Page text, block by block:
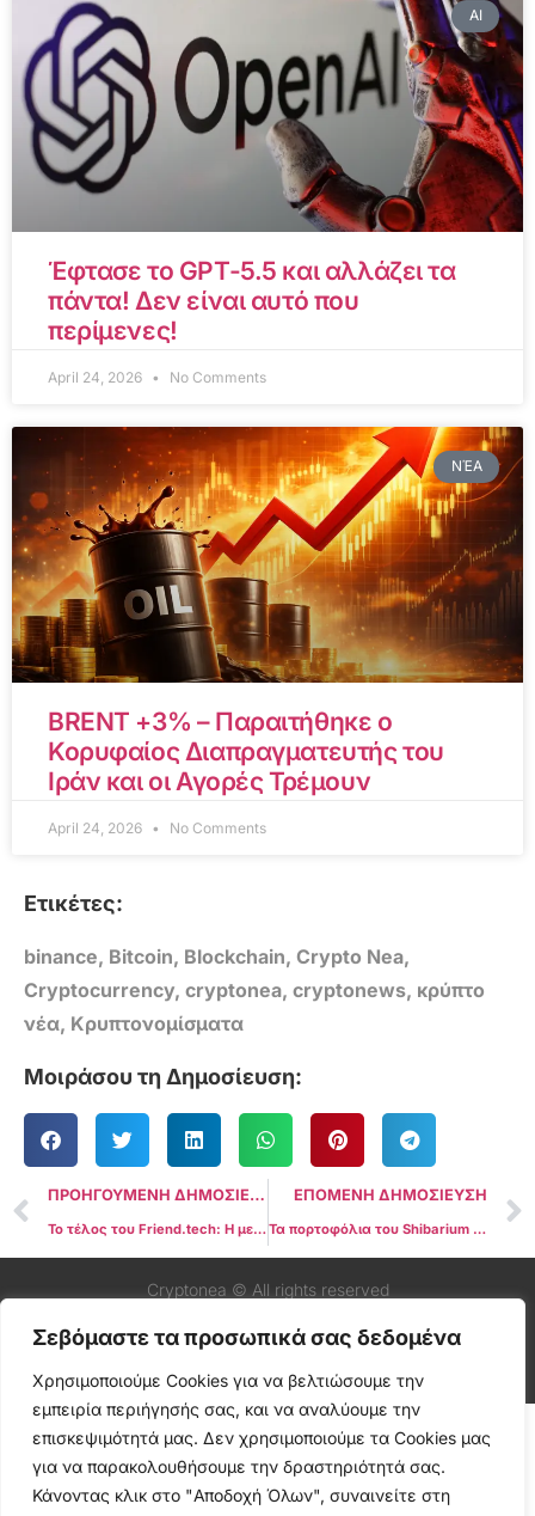
Σεβόμαστε τα προσωπικά σας δεδομένα
Χρησιμοποιούμε Cookies για να βελτιώσουμε την
εμπειρία περιήγησής σας, και να αναλύουμε την
επισκεψιμότητά μας. Δεν χρησιμοποιούμε τα Cookies μας
για να παρακολουθήσουμε την δραστηριότητά σας.
Κάνοντας κλικ στο "Αποδοχή Όλων", συναινείτε στη
AI
Έφτασε το GPT-5.5 και αλλάζει τα
πάντα! Δεν είναι αυτό που
περίμενες!
April 24, 2026 No Comments
ΝΈΑ
BRENT +3% – Παραιτήθηκε ο
Κορυφαίος Διαπραγματευτής του
Ιράν και οι Αγορές Τρέμουν
April 24, 2026 No Comments
Ετικέτες:
binance, Bitcoin, Blockchain, Crypto Nea,
Cryptocurrency, cryptonea, cryptonews, κρύπτο
νέα, Κρυπτονομίσματα
Μοιράσου τη Δημοσίευση:
ΠΡΟΗΓΟΥΜΕΝΗ ΔΗΜΟΣΙΕΥΣΗ
Το τέλος του Friend.tech: Η μείωση της δραστηριότητας και των τελών καθιστά την πλατφόρμα “νεκρή”
ΕΠΟΜΕΝΗ ΔΗΜΟΣΙΕΥΣΗ
Τα πορτοφόλια του Shibarium ξεπερνούν τα 100.000 μετά την επανεκκίνηση της γέφυρας των SHIB Devs
Cryptonea © All rights reserved